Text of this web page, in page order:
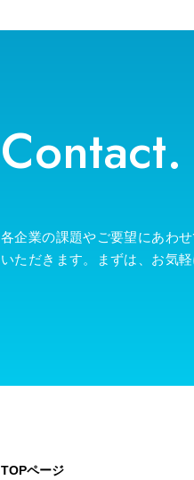
Contact.
各企業の課題やご要望にあわ
いただきます。まずは、お気軽
TOPページ